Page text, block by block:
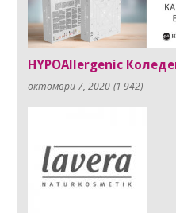
HYPOAllergenic
октомври 7, 2020 (1 942)